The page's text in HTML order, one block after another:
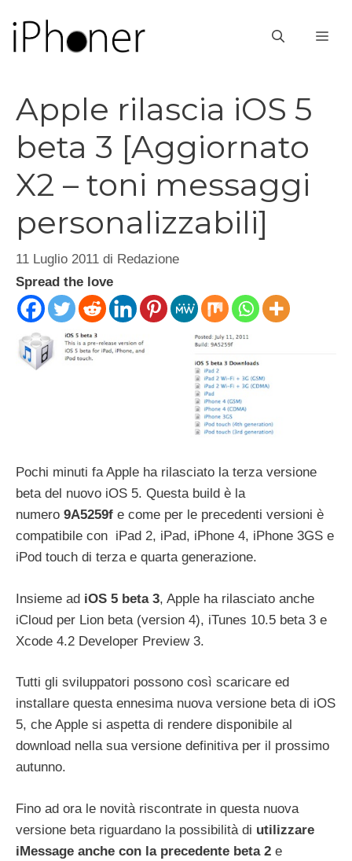
contenuto
Apple rilascia iOS 5
beta 3 [Aggiornato
X2 – toni messaggi
personalizzabili]
11 Luglio 2011 di Redazione
Spread the love
Pochi minuti fa Apple ha rilasciato la terza versione
beta del nuovo iOS 5. Questa build è la
numero 9A5259f e come per le precedenti versioni è
compatibile con iPad 2, iPad, iPhone 4, iPhone 3GS e
iPod touch di terza e quarta generazione.
Insieme ad iOS 5 beta 3, Apple ha rilasciato anche
iCloud per Lion beta (version 4), iTunes 10.5 beta 3 e
Xcode 4.2 Developer Preview 3.
Tutti gli sviluppatori possono così scaricare ed
installare questa ennesima nuova versione beta di iOS
5, che Apple si aspetta di rendere disponibile al
download nella sua versione definitiva per il prossimo
autunno.
Fino ad ora le novità riscontrate in questa nuova
versione beta riguardano la possibilità di utilizzare
iMessage anche con la precedente beta 2 e